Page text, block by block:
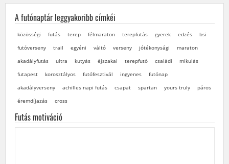
A futónaptár leggyakoribb címkéi
közösségi futás terep félmaraton terepfutás gyerek edzés
bsi
futóverseny
trail egyéni váltó verseny jótékonysági
maraton
akadályfutás
ultra kutyás éjszakai terepfutó családi
mikulás
futapest
korosztályos futófesztivál ingyenes
futónap
akadályverseny
achilles napi futás csapat spartan yours truly
páros
éremdíjazás
cross
Futás motiváció